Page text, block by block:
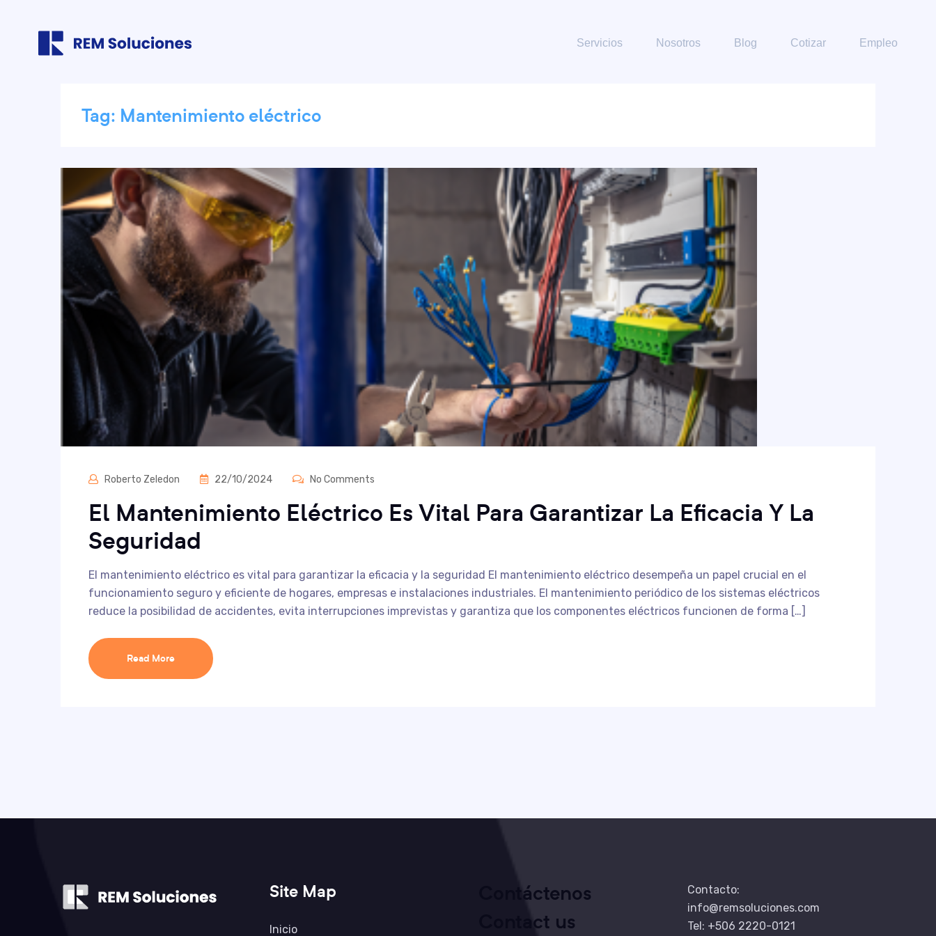
Servicios Nosotros Blog Cotizar Empleo
Tag: Mantenimiento eléctrico
Roberto Zeledon 22/10/2024 No Comments
El Mantenimiento Eléctrico Es Vital Para Garantizar La Eficacia Y La
Seguridad
El mantenimiento eléctrico es vital para garantizar la eficacia y la seguridad El mantenimiento eléctrico desempeña un papel crucial en el
funcionamiento seguro y eficiente de hogares, empresas e instalaciones industriales. El mantenimiento periódico de los sistemas eléctricos
reduce la posibilidad de accidentes, evita interrupciones imprevistas y garantiza que los componentes eléctricos funcionen de forma […]
Read More
Site Map
Inicio
Contáctenos
Contact us
Contacto:
info@remsoluciones.com
Tel: +506 2220-0121